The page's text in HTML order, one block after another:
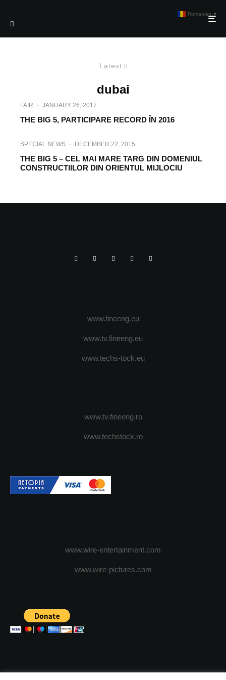
Latest
dubai
FAIR · JANUARY 26, 2017
THE BIG 5, PARTICIPARE RECORD ÎN 2016
SPECIAL NEWS · DECEMBER 22, 2015
THE BIG 5 – CEL MAI MARE TARG DIN DOMENIUL
CONSTRUCTIILOR DIN ORIENTUL MIJLOCIU
www.fineeng.eu
www.tv.fineeng.eu
www.techs-tock.eu
www.tv.fineeng.ro
www.techstock.ro
www.wire-entertainment.com
www.wire-pictures.com
Romanian ▼